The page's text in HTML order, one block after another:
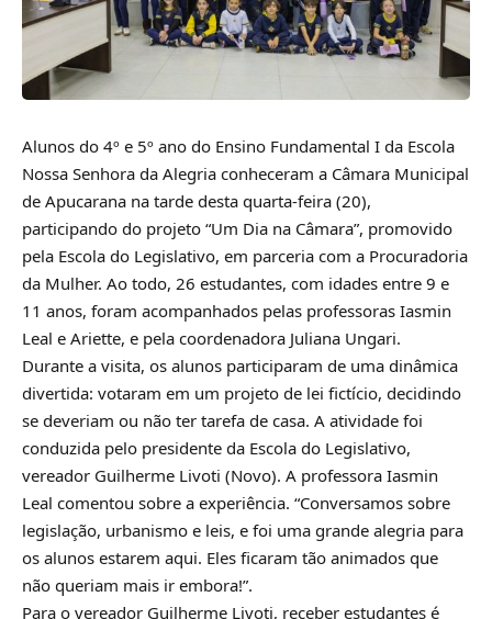
Alunos do 4º e 5º ano do Ensino Fundamental I da Escola
Nossa Senhora da Alegria conheceram a Câmara Municipal
de Apucarana na tarde desta quarta-feira (20),
participando do projeto “Um Dia na Câmara”, promovido
pela Escola do Legislativo, em parceria com a Procuradoria
da Mulher. Ao todo, 26 estudantes, com idades entre 9 e
11 anos, foram acompanhados pelas professoras Iasmin
Leal e Ariette, e pela coordenadora Juliana Ungari.
Durante a visita, os alunos participaram de uma dinâmica
divertida: votaram em um projeto de lei fictício, decidindo
se deveriam ou não ter tarefa de casa. A atividade foi
conduzida pelo presidente da Escola do Legislativo,
vereador Guilherme Livoti (Novo). A professora Iasmin
Leal comentou sobre a experiência. “Conversamos sobre
legislação, urbanismo e leis, e foi uma grande alegria para
os alunos estarem aqui. Eles ficaram tão animados que
não queriam mais ir embora!”.
Para o vereador Guilherme Livoti, receber estudantes é